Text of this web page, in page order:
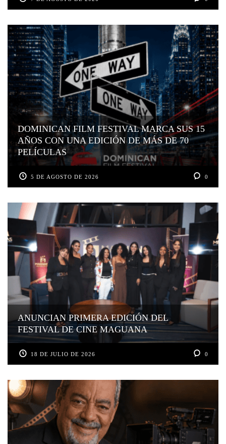
DOMINICAN FILM FESTIVAL MARCA SUS 15
AÑOS CON UNA EDICIÓN DE MÁS DE 70
PELÍCULAS
5 DE AGOSTO DE 2026 0
ANUNCIAN PRIMERA EDICIÓN DEL
FESTIVAL DE CINE MAGUANA
18 DE JULIO DE 2026 0